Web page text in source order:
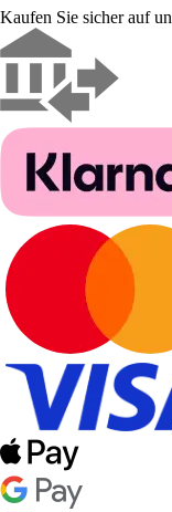
Kaufen Sie sicher auf